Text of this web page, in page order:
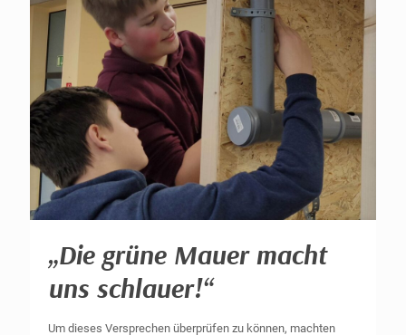
„Die grüne Mauer macht
uns schlauer!“
Um dieses Versprechen überprüfen zu können, machten